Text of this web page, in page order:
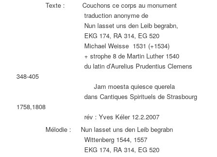
Texte : Couchons ce corps au monument
traduction anonyme de
Nun lasset uns den Leib begrabn,
EKG 174, RA 314, EG 520
Michael Weisse 1531 (+1534)
+ strophe 8 de Martin Luther 1540
du latin d’Aurelius Prudentius Clemens
348-405
Jam moesta quiesce querela
dans Cantiques Spirituels de Strasbourg
1758,1808
rév : Yves Kéler 12.2.2007
Mélodie : Nun lasset uns den Leib begrabn
Wittenberg 1544, 1557
EKG 174, RA 314, EG 520